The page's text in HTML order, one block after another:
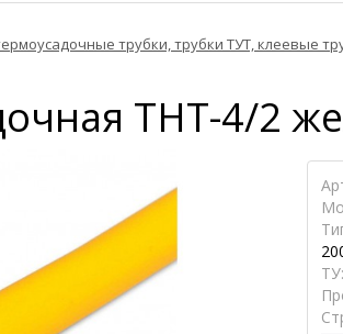
трубки, трубки ТУТ, клеевые
ТНТ-4/2
ТУ: